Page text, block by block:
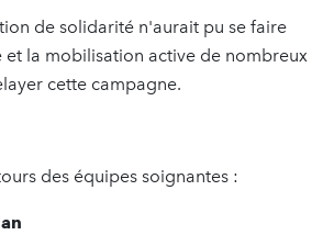
de solidarité n'aurait pu se faire
et la mobilisation active de nombreux
cette campagne.
des équipes soignantes :